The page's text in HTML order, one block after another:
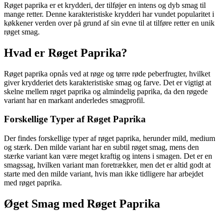
Røget paprika er et krydderi, der tilføjer en intens og dyb smag til
mange retter. Denne karakteristiske krydderi har vundet popularitet i
køkkener verden over på grund af sin evne til at tilføre retter en unik
røget smag.
Hvad er Røget Paprika?
Røget paprika opnås ved at røge og tørre røde peberfrugter, hvilket
giver krydderiet dets karakteristiske smag og farve. Det er vigtigt at
skelne mellem røget paprika og almindelig paprika, da den røgede
variant har en markant anderledes smagprofil.
Forskellige Typer af Røget Paprika
Der findes forskellige typer af røget paprika, herunder mild, medium
og stærk. Den milde variant har en subtil røget smag, mens den
stærke variant kan være meget kraftig og intens i smagen. Det er en
smagssag, hvilken variant man foretrækker, men det er altid godt at
starte med den milde variant, hvis man ikke tidligere har arbejdet
med røget paprika.
Øget Smag med Røget Paprika